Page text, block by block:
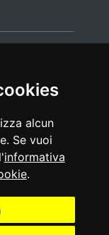
alcun
Se vuoi
informativa
.